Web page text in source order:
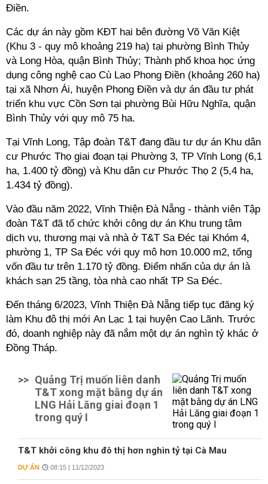
Điền.
Các dự án này gồm KĐT hai bên đường Võ Văn Kiệt
(Khu 3 - quy mô khoảng 219 ha) tại phường Bình Thủy
và Long Hòa, quận Bình Thủy; Thành phố khoa học ứng
dụng công nghệ cao Cù Lao Phong Điền (khoảng 260 ha)
tại xã Nhơn Ái, huyện Phong Điền và dự án đầu tư phát
triển khu vực Cồn Sơn tại phường Bùi Hữu Nghĩa, quận
Bình Thủy với quy mô 75 ha.
Tại Vĩnh Long, Tập đoàn T&T đang đầu tư dự án Khu dân
cư Phước Thọ giai đoạn tại Phường 3, TP Vĩnh Long (6,1
ha, 1.400 tỷ đồng) và Khu dân cư Phước Thọ 2 (5,4 ha,
1.434 tỷ đồng).
Vào đầu năm 2022, Vĩnh Thiện Đà Nẵng - thành viên Tập
đoàn T&T đã tổ chức khởi công dự án Khu trung tâm
dịch vụ, thương mại và nhà ở T&T Sa Đéc tại Khóm 4,
phường 1, TP Sa Đéc với quy mô hơn 10.000 m2, tổng
vốn đầu tư trên 1.170 tỷ đồng. Điểm nhấn của dự án là
khách sạn 25 tầng, tòa nhà cao nhất TP Sa Đéc.
Đến tháng 6/2023, Vĩnh Thiện Đà Nẵng tiếp tục đăng ký
làm Khu đô thị mới An Lạc 1 tại huyện Cao Lãnh. Trước
đó, doanh nghiệp này đã nắm một dự án nghìn tỷ khác ở
Đồng Tháp.
>> Quảng Trị muốn liên danh
T&T xong mặt bằng dự án
LNG Hải Lăng giai đoạn 1
trong quý I
T&T khởi công khu đô thị hơn nghìn tỷ tại Cà Mau
DỰ ÁN 08:15 | 11/12/2023